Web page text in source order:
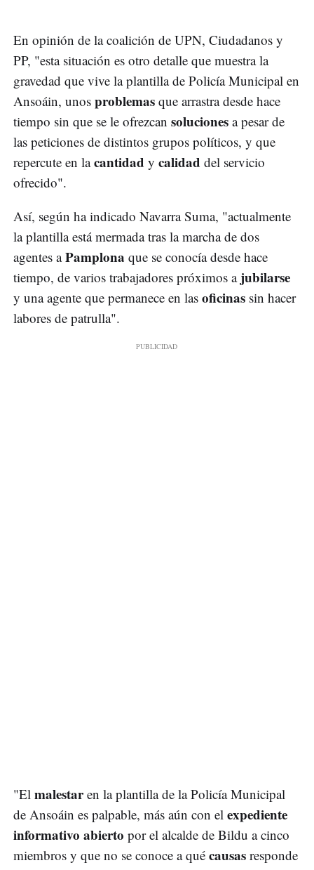
En opinión de la coalición de UPN, Ciudadanos y
PP, "esta situación es otro detalle que muestra la
gravedad que vive la plantilla de Policía Municipal en
Ansoáin, unos problemas que arrastra desde hace
tiempo sin que se le ofrezcan soluciones a pesar de
las peticiones de distintos grupos políticos, y que
repercute en lacantidad y calidad del servicio
ofrecido".
Así, según ha indicado Navarra Suma, "actualmente
la plantilla está mermada tras la marcha de dos
agentes aPamplona que se conocía desde hace
tiempo, de varios trabajadores próximos a jubilarse
y una agente que permanece en las oficinas sin hacer
labores de patrulla".
"El malestaren la plantilla de la Policía Municipal
de Ansoáin es palpable, más aún con el expediente
informativo abierto por el alcalde de Bildu a cinco
miembros y que no se conoce a qué causas responde